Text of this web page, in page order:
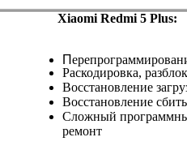
Xiaomi Redmi 5 Plus:
П
Раскодировка,
Восстановление
Восстановление
Сложный
ремонт